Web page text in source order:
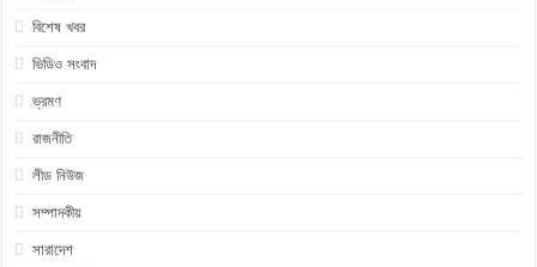
বিশেষ খবর
ভিডিও সংবাদ
ভ্রমণ
রাজনীতি
লীড নিউজ
সম্পাদকীয়
সারাদেশ